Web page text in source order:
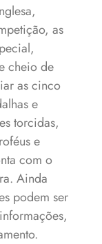
as
cheio de
as cinco
e
torcidas,
e
com o
Ainda
podem ser